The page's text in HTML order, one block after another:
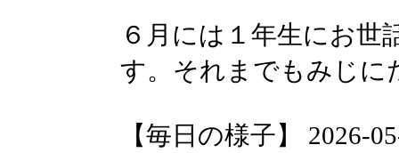
６月には１年生にお世
す。それまでもみじに
【毎日の様子】 2026-